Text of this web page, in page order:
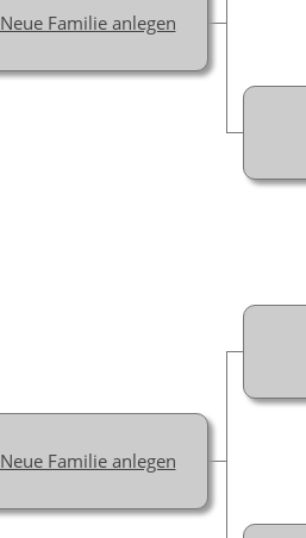
Neue Familie anlegen
Neue Familie anlegen